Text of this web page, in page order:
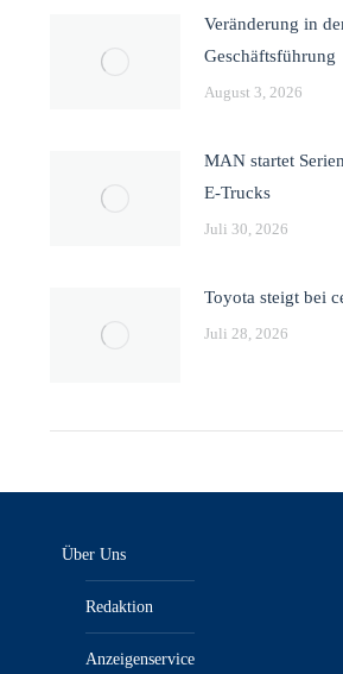
Veränderung in
Geschäftsführung
August 3, 2026
MAN startet
E-Trucks
Juli 30, 2026
Toyota steigt bei
Juli 28, 2026
Über Uns
Redaktion
Anzeigenservice